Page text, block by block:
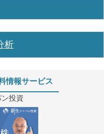
析
情報サービス
投資